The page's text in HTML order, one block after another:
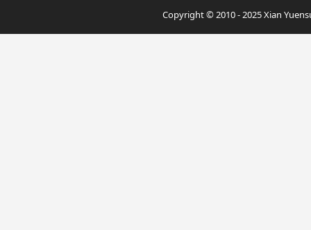
Copyright © 2010 - 2025 Xian